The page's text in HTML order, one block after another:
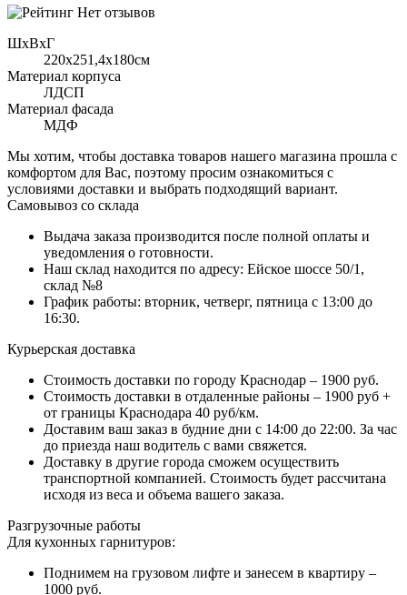
Нет отзывов
ШхВхГ
220x251,4х180см
Материал корпуса
ЛДСП
Материал фасада
МДФ
Мы хотим, чтобы доставка товаров нашего магазина прошла с
комфортом для Вас, поэтому просим ознакомиться с
условиями доставки и выбрать подходящий вариант.
Самовывоз со склада
Выдача заказа производится после полной оплаты и
уведомления о готовности.
Наш склад находится по адресу: Ейское шоссе 50/1,
склад №8
График работы: вторник, четверг, пятница с 13:00 до
16:30.
Курьерская доставка
Стоимость доставки по городу Краснодар – 1900 руб.
Стоимость доставки в отдаленные районы – 1900 руб +
от границы Краснодара 40 руб/км.
Доставим ваш заказ в будние дни с 14:00 до 22:00. За час
до приезда наш водитель с вами свяжется.
Доставку в другие города сможем осуществить
транспортной компанией. Стоимость будет рассчитана
исходя из веса и объема вашего заказа.
Разгрузочные работы
Для кухонных гарнитуров:
Поднимем на грузовом лифте и занесем в квартиру –
1000 руб.